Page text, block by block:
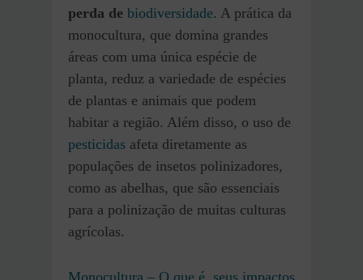
perda de biodiversidade. A prática da
monocultura, que domina grandes
áreas com uma única espécie de
planta, reduz a variedade de espécies
de plantas e animais que podem
habitar a região. Além disso, o uso de
pesticidas afeta diretamente as
populações de insetos polinizadores,
como as abelhas, que são essenciais
para a polinização de muitas culturas
agrícolas.
Monocultura – O que é, seus impactos